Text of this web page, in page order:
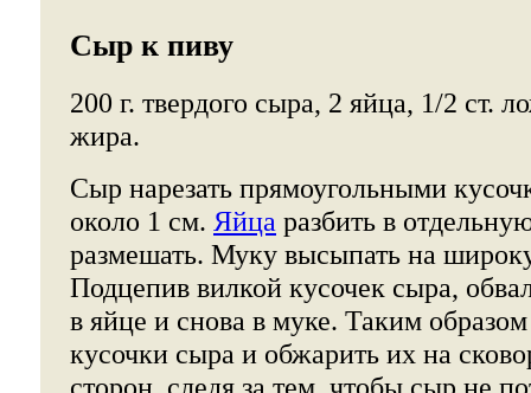
Сыр к пиву
200 г. твердого сыра, 2 яйца, 1/2 ст.
жира.
Сыр нарезать прямоугольными
около 1 см. Яйца разбить в
размешать. Муку высыпать на
Подцепив вилкой кусочек сыра,
в яйце и снова в муке. Таким образом
кусочки сыра и обжарить их на
сторон, следя за тем, чтобы сыр не